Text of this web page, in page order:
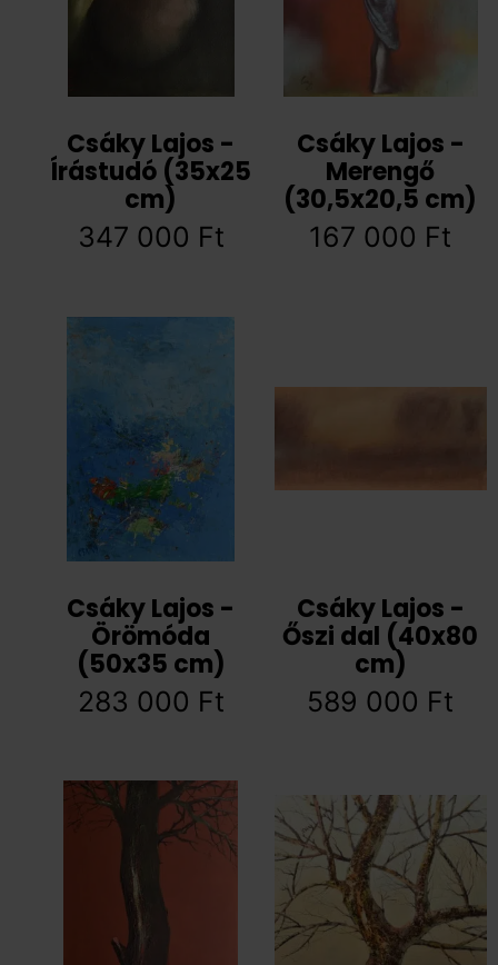
Csáky Lajos -
Írástudó (35x25
cm)
347 000 Ft
Csáky Lajos -
Merengő
(30,5x20,5 cm)
167 000 Ft
Csáky Lajos -
Örömóda
(50x35 cm)
283 000 Ft
Csáky Lajos -
Őszi dal (40x80
cm)
589 000 Ft